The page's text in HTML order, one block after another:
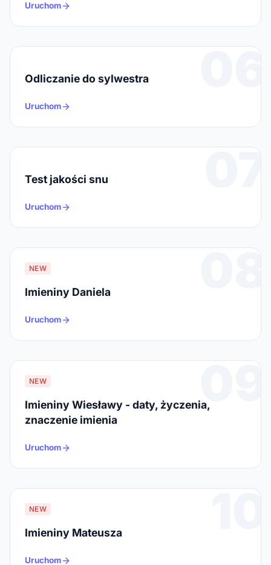
Uruchom
06
Odliczanie do sylwestra
Uruchom
07
Test jakości snu
Uruchom
08
NEW
Imieniny Daniela
Uruchom
09
NEW
Imieniny Wiesławy - daty, życzenia,
znaczenie imienia
Uruchom
10
NEW
Imieniny Mateusza
Uruchom